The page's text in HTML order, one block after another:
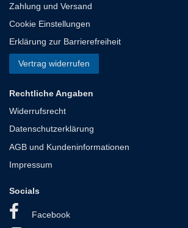
Zahlung und Versand
Cookie Einstellungen
Erklärung zur Barrierefreiheit
Vertrag widerrufen
Rechtliche Angaben
Widerrufsrecht
Datenschutzerklärung
AGB und Kundeninformationen
Impressum
Socials
Facebook